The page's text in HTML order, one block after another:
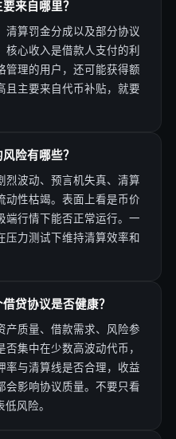
来自哪里？
清算罚金分成以及部分协议
心收入是借款人支付的利
管理的用户，还可能获得额
且主要来自代币补贴，就要
险有哪些？
烈波动、预言机失真、清算
动性枯竭。表面上看是币价
端行情下能否正常运行。一
压力测试下维持清算效率和
贷协议是否健康？
产质量、借款需求、风险参
集中在少数高波动代币，
率与清算线是否合理，收益
会影响协议质量。不要只看
风险。